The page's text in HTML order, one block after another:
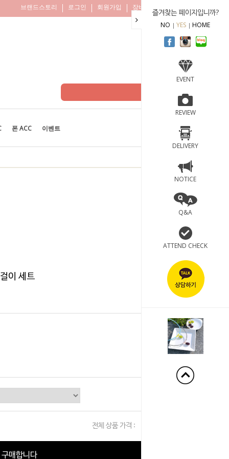
즐겨찾는 페이지입니까?
NO YES HOME
EVENT
REVIEW
DELIVERY
NOTICE
Q&A
ATTEND CHECK
브랜드스토리 로그인 회원가입 장바구니
폰 ACC 이벤트
이 세트
전체 상품 가격 :
구매합니다